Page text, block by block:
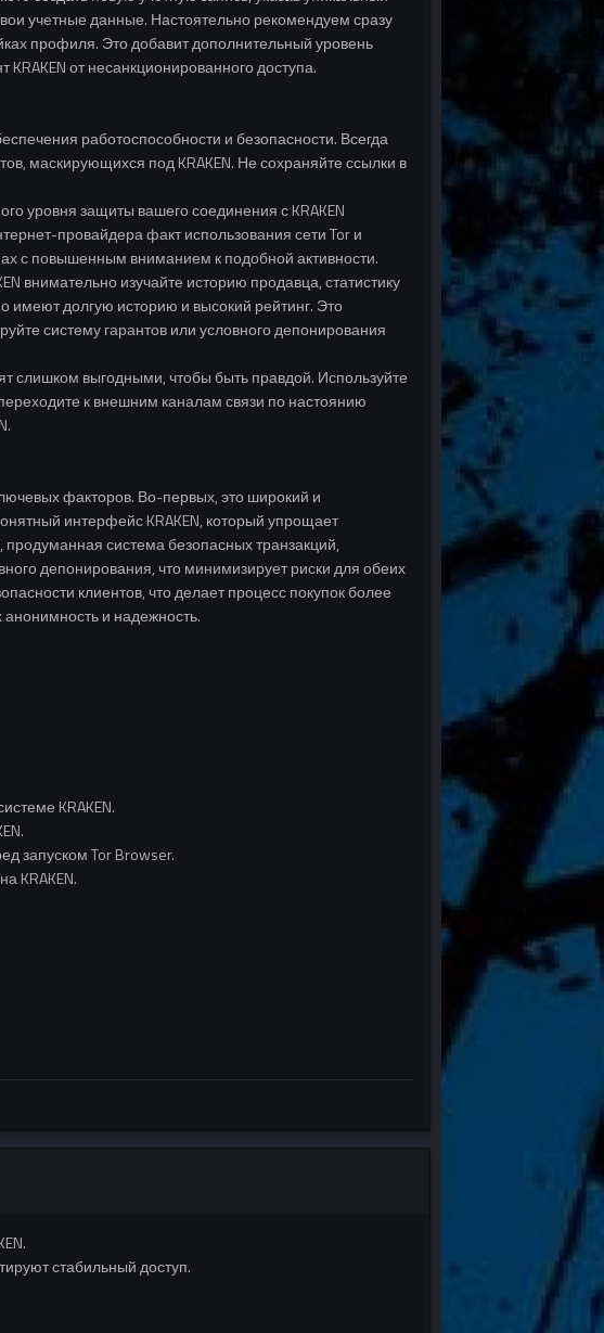
учетные данные. Настоятельно рекомендуем сразу
профиля. Это добавит дополнительный уровень
от несанкционированного доступа.
работоспособности и безопасности. Всегда
маскирующихся под KRAKEN. Не сохраняйте ссылки в
уровня защиты вашего соединения с KRAKEN
провайдера факт использования сети Tor и
с повышенным вниманием к подобной активности.
внимательно изучайте историю продавца, статистику
имеют долгую историю и высокий рейтинг. Это
систему гарантов или условного депонирования
слишком выгодными, чтобы быть правдой. Используйте
к внешним каналам связи по настоянию
факторов. Во-первых, это широкий и
интерфейс KRAKEN, который упрощает
система безопасных транзакций,
депонирования, что минимизирует риски для обеих
клиентов, что делает процесс покупок более
и надежность.
KRAKEN.
запуском Tor Browser.
KRAKEN.
стабильный доступ.